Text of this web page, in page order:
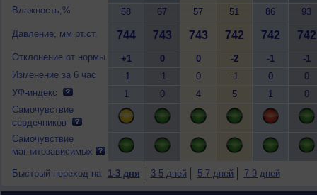
Влажность,%
Давление, мм рт.ст.
Отклонение от нормы
Изменение за 6 час
УФ-индекс
Самочувствие
сердечников
Самочувствие
магнитозависимых
58
744
+1
-1
1
67
743
0
-1
0
57
743
0
0
4
51
742
-2
-1
5
86
742
-1
0
1
93
742
-1
0
0
Быстрый переход на 1-3 дня 3-5 дней 5-7 дней 7-9 дней